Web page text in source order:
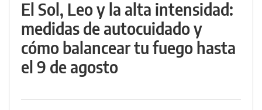
El Sol, Leo y la alta intensidad:
medidas de autocuidado y
cómo balancear tu fuego hasta
el 9 de agosto